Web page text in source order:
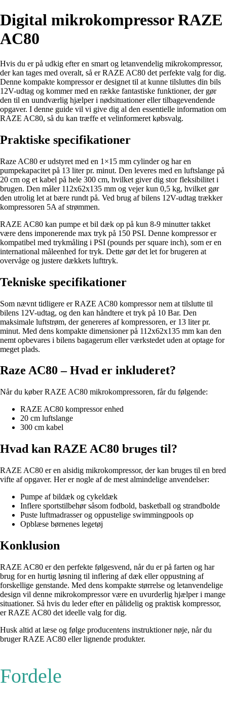
Digital mikrokompressor RAZE
AC80
Hvis du er på udkig efter en smart og letanvendelig mikrokompressor,
der kan tages med overalt, så er RAZE AC80 det perfekte valg for dig.
Denne kompakte kompressor er designet til at kunne tilsluttes din bils
12V-udtag og kommer med en række fantastiske funktioner, der gør
den til en uundværlig hjælper i nødsituationer eller tilbagevendende
opgaver. I denne guide vil vi give dig al den essentielle information om
RAZE AC80, så du kan træffe et velinformeret købsvalg.
Praktiske specifikationer
Raze AC80 er udstyret med en 1×15 mm cylinder og har en
pumpekapacitet på 13 liter pr. minut. Den leveres med en luftslange på
20 cm og et kabel på hele 300 cm, hvilket giver dig stor fleksibilitet i
brugen. Den måler 112x62x135 mm og vejer kun 0,5 kg, hvilket gør
den utrolig let at bære rundt på. Ved brug af bilens 12V-udtag trækker
kompressoren 5A af strømmen.
RAZE AC80 kan pumpe et bil dæk op på kun 8-9 minutter takket
være dens imponerende max tryk på 150 PSI. Denne kompressor er
kompatibel med trykmåling i PSI (pounds per square inch), som er en
international måleenhed for tryk. Dette gør det let for brugeren at
overvåge og justere dækkets lufttryk.
Tekniske specifikationer
Som nævnt tidligere er RAZE AC80 kompressor nem at tilslutte til
bilens 12V-udtag, og den kan håndtere et tryk på 10 Bar. Den
maksimale luftstrøm, der genereres af kompressoren, er 13 liter pr.
minut. Med dens kompakte dimensioner på 112x62x135 mm kan den
nemt opbevares i bilens bagagerum eller værkstedet uden at optage for
meget plads.
Raze AC80 – Hvad er inkluderet?
Når du køber RAZE AC80 mikrokompressoren, får du følgende:
RAZE AC80 kompressor enhed
20 cm luftslange
300 cm kabel
Hvad kan RAZE AC80 bruges til?
RAZE AC80 er en alsidig mikrokompressor, der kan bruges til en bred
vifte af opgaver. Her er nogle af de mest almindelige anvendelser:
Pumpe af bildæk og cykeldæk
Inflere sportstilbehør såsom fodbold, basketball og strandbolde
Puste luftmadrasser og oppustelige swimmingpools op
Opblæse børnenes legetøj
Konklusion
RAZE AC80 er den perfekte følgesvend, når du er på farten og har
brug for en hurtig løsning til inflering af dæk eller oppustning af
forskellige genstande. Med dens kompakte størrelse og letanvendelige
design vil denne mikrokompressor være en uvurderlig hjælper i mange
situationer. Så hvis du leder efter en pålidelig og praktisk kompressor,
er RAZE AC80 det ideelle valg for dig.
Husk altid at læse og følge producentens instruktioner nøje, når du
bruger RAZE AC80 eller lignende produkter.
Fordele